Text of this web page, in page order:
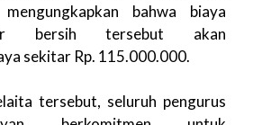
bahwa biaya
bersih tersebut akan
sekitar Rp. 115.000.000.
tersebut, seluruh pengurus